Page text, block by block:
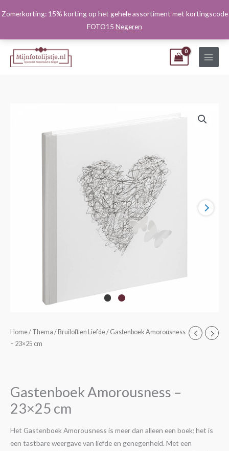
Zomerkorting: 15% korting op het gehele assortiment met kortingscode
FOTO15 Negeren
naar
Home/ Thema / Bruiloft en Liefde/ Gastenboek Amorousness
– 23×25 cm
Gastenboek Amorousness –
23×25 cm
Het Gastenboek Amorousness is meer dan alleen een boek; het is
een tastbare weergave van liefde en genegenheid. Met een
Gastenboek
Amorousness
aantal